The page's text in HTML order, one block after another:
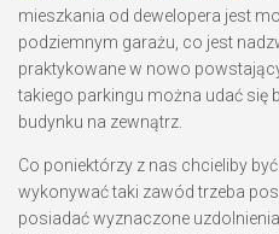
mieszkania od dewelopera jest
podziemnym garażu, co jest
praktykowane w nowo
takiego parkingu można udać się
budynku na zewnątrz.
Co poniektórzy z nas chcieliby
wykonywać taki zawód trzeba
posiadać wyznaczone